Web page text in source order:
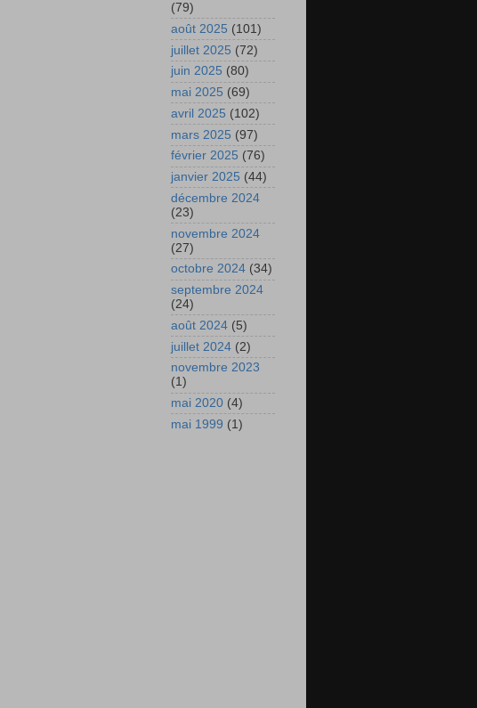
(79)
août 2025 (101)
juillet 2025 (72)
juin 2025 (80)
mai 2025 (69)
avril 2025 (102)
mars 2025 (97)
février 2025 (76)
janvier 2025 (44)
décembre 2024
(23)
novembre 2024
(27)
octobre 2024 (34)
septembre 2024
(24)
août 2024 (5)
juillet 2024 (2)
novembre 2023
(1)
mai 2020 (4)
mai 1999 (1)